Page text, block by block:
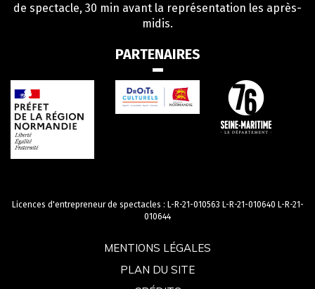
de spectacle, 30 min avant la représentation les après-
midis.
PARTENAIRES
Licences d'entrepreneur de spectacles : L-R-21-010563 L-R-21-010640 L-R-21-
010644
MENTIONS LÉGALES
PLAN DU SITE